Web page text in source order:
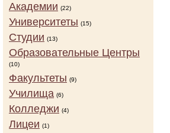
Академии (22)
Университеты (15)
Студии (13)
Образовательные Центры
(10)
Факультеты (9)
Училища (6)
Колледжи (4)
Лицеи (1)